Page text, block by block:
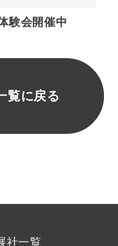
験会開催中
覧に戻る
社一覧